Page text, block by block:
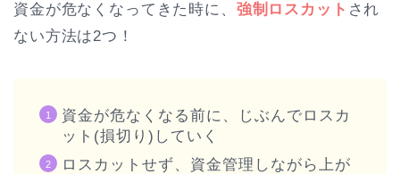
資金が危なくなってきた時に、 強制ロスカット され
ない方法は2つ！
資金が危なくなる前に、じぶんでロスカ
ット(損切り)していく
ロスカットせず、資金管理しながら上が